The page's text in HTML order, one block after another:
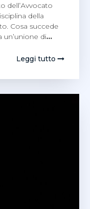
dell’Avvocato
della
Cosa succede
di…
Leggi tutto